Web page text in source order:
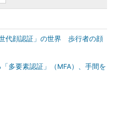
代顔認証」の世界 歩行者の顔
多要素認証」（MFA）、手間を